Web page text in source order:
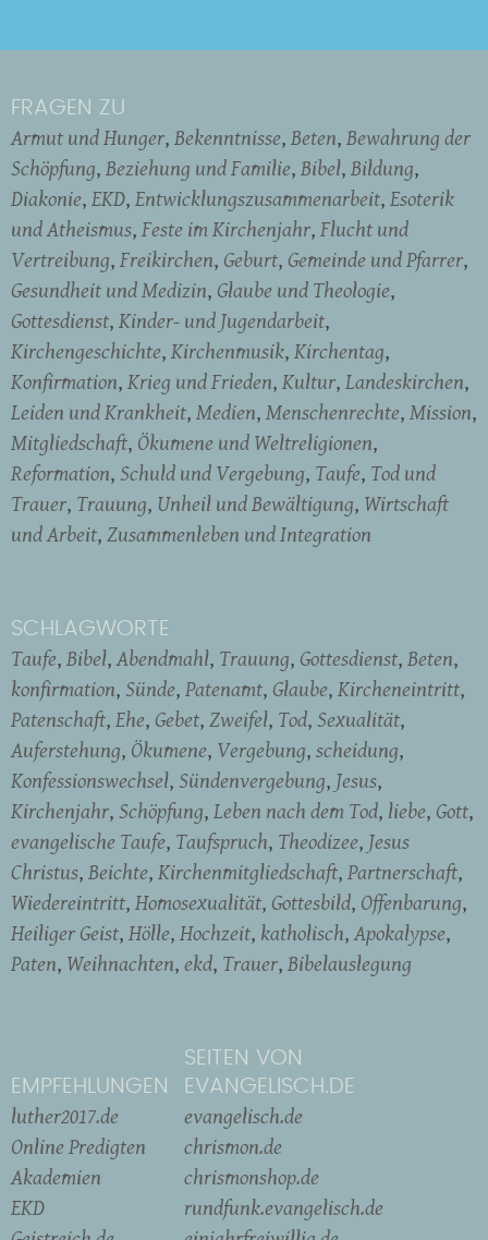
FRAGEN ZU
Armut und Hunger Bekenntnisse Beten Bewahrung der
Schöpfung Beziehung und Familie Bibel Bildung
Diakonie EKD Entwicklungszusammenarbeit Esoterik
und Atheismus Feste im Kirchenjahr Flucht und
Vertreibung Freikirchen Geburt Gemeinde und Pfarrer
Gesundheit und Medizin Glaube und Theologie
Gottesdienst Kinder- und Jugendarbeit
Kirchengeschichte Kirchenmusik Kirchentag
Konfirmation Krieg und Frieden Kultur Landeskirchen
Leiden und Krankheit Medien Menschenrechte Mission
Mitgliedschaft Ökumene und Weltreligionen
Reformation Schuld und Vergebung Taufe Tod und
Trauer Trauung Unheil und Bewältigung Wirtschaft
und Arbeit Zusammenleben und Integration
SCHLAGWORTE
Taufe Bibel Abendmahl Trauung Gottesdienst Beten
konfirmation Sünde Patenamt Glaube Kircheneintritt
Patenschaft Ehe Gebet Zweifel Tod Sexualität
Auferstehung Ökumene Vergebung scheidung
Konfessionswechsel Sündenvergebung Jesus
Kirchenjahr Schöpfung Leben nach dem Tod liebe Gott
evangelische Taufe Taufspruch Theodizee Jesus
Christus Beichte Kirchenmitgliedschaft Partnerschaft
Wiedereintritt Homosexualität Gottesbild Offenbarung
Heiliger Geist Hölle Hochzeit katholisch Apokalypse
Paten Weihnachten ekd Trauer Bibelauslegung
EMPFEHLUNGEN
luther2017.de
Online Predigten
Akademien
EKD
SEITEN VON
EVANGELISCH.DE
evangelisch.de
chrismon.de
chrismonshop.de
rundfunk.evangelisch.de